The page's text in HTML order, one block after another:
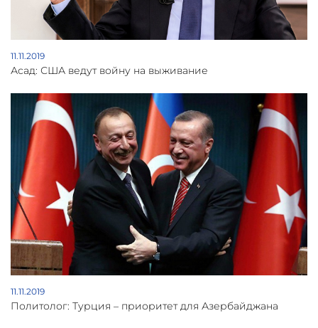
11.11.2019
Асад: США ведут войну на выживание
11.11.2019
Политолог: Турция – приоритет для Азербайджана